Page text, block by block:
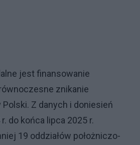
jest finansowanie
znikanie
Z danych i doniesień
do końca lipca 2025 r.
19 oddziałów położniczo-